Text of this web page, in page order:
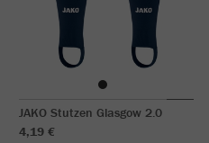
JAKO Stutzen Glasgow 2.0
4,19 €